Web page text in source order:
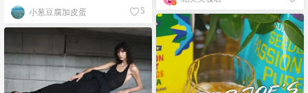
小葱豆腐加皮蛋 5